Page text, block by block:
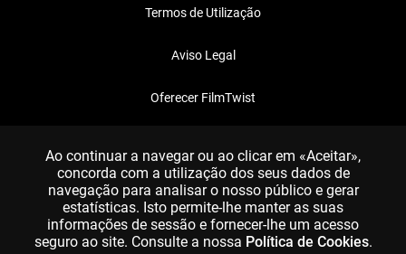
Termos de Utilização
Aviso Legal
Oferecer FilmTwist
Ao continuar a navegar ou ao clicar em «Aceitar»,
concorda com a utilização dos seus dados de
navegação para analisar o nosso público e gerar
estatísticas. Isto permite-lhe manter as suas
informações de sessão e fornecer-lhe um acesso
seguro ao site. Consulte a nossa Política de Cookies.